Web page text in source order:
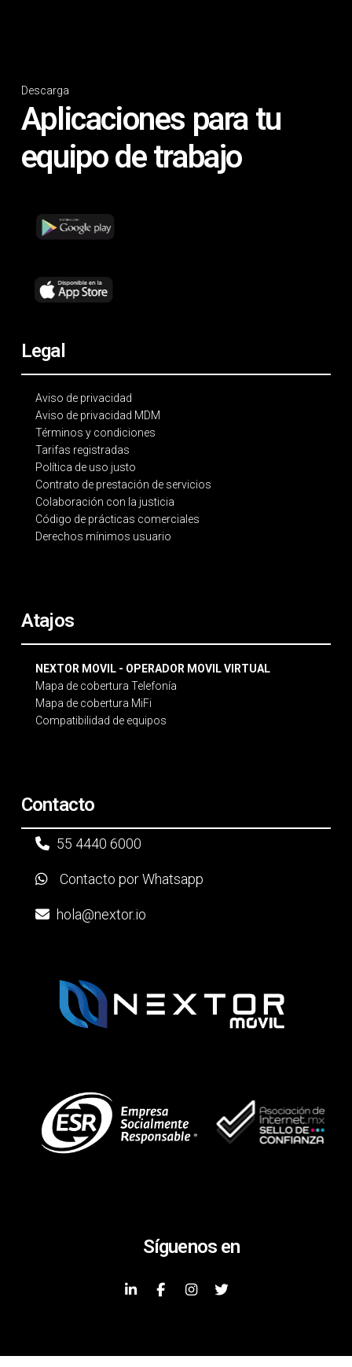
Descarga
Aplicaciones para tu
equipo de trabajo
Legal
Aviso de privacidad
Aviso de privacidad MDM
Términos y condiciones
Tarifas registradas
Política de uso justo
Contrato de prestación de servicios
Colaboración con la justicia
Código de prácticas comerciales
Derechos mínimos usuario
Atajos
NEXTOR MOVIL - OPERADOR MOVIL VIRTUAL
Mapa de cobertura Telefonía
Mapa de cobertura MiFi
Compatibilidad de equipos
Contacto
55 4440 6000
Contacto por Whatsapp
hola@nextor.io
Síguenos en